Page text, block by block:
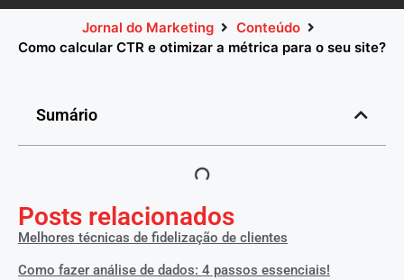
Jornal do Marketing
Conteúdo
Como calcular CTR e otimizar a métrica para o seu site?
Sumário
Posts relacionados
Melhores técnicas de fidelização de clientes
Como fazer análise de dados: 4 passos essenciais!